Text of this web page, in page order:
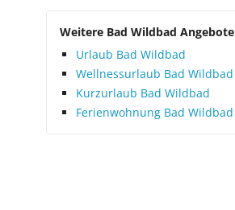
Weitere Bad Wildbad Angebote
Urlaub Bad Wildbad
Wellnessurlaub Bad Wildbad
Kurzurlaub Bad Wildbad
Ferienwohnung Bad Wildbad